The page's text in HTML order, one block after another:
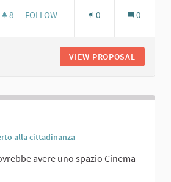
8 8 FOLLOWERS
FOLLOW 0 0
VIEW PROPOSAL
alla cittadinanza
avere uno spazio Cinema